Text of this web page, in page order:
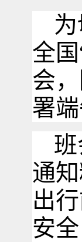
全
会
署
通
出
安